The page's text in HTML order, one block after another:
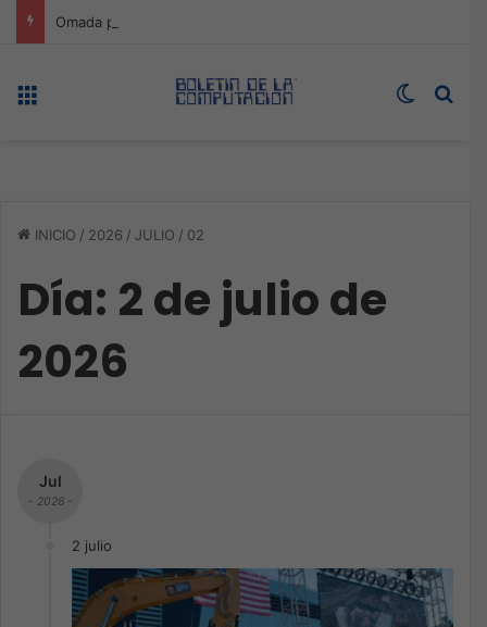
Switch
INICIO / 2026 / JULIO / 02
Día: 2 de julio de
2026
Jul
- 2026 -
2 julio